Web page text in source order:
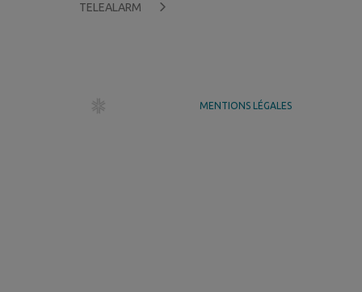
TELEALARM
MENTIONS LÉGALES